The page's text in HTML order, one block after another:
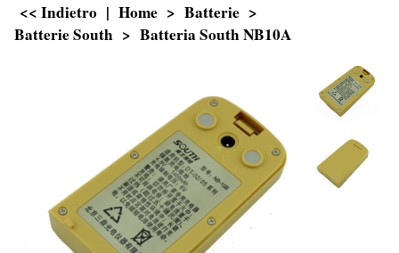
<< Indietro | Home > Batterie >
Batterie South > Batteria South NB10A